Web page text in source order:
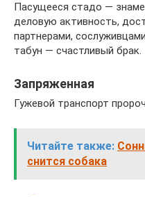
Пасущееся стадо —
деловую активность,
партнерами,
табун — счастливый брак.
Запряженная
Гужевой транспорт
Читайте также:
снится собака